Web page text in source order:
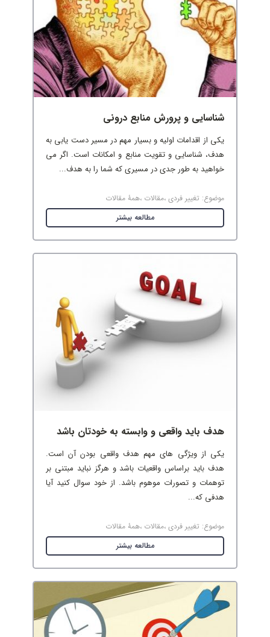
شناسایی و پرورش منابع درونی
یکی از اقدامات اولیه و بسیار مهم در مسیر دست یابی به
هدف، شناسایی و تقویت منابع و امکانات است. اگر می
خواهید به طور جدی در مسیری که شما را به هدف...
موضوع: تغییر فردی ،مقالات ،همۀ مقالات
مطالعه بیشتر
هدف باید واقعی و وابسته به خودتان باشد
یکی از ویژگی های مهم هدف واقعی بودن آن است.
هدف باید براساس واقعیات باشد و هرگز نباید مبتنی بر
توهمات و تصورات موهوم باشد. از خود سوال کنید آیا
هدفی که...
موضوع: تغییر فردی ،مقالات ،همۀ مقالات
مطالعه بیشتر